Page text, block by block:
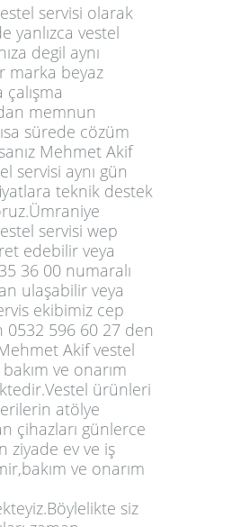
servisi olarak
yanlızca vestel
degil aynı
marka beyaz
çalışma
memnun
sürede cözüm
Mehmet Akif
servisi aynı gün
teknik destek
servisi wep
edebilir veya
36 00 numaralı
ulaşabilir veya
ekibimiz cep
0532 596 60 27 den
Akif vestel
ve onarım
ürünleri
atölye
çihazları günlerce
ziyade ev ve iş
ve onarım
siz